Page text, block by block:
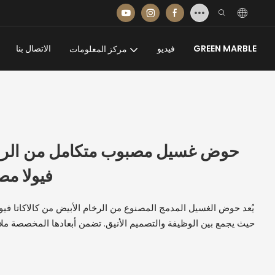
الاتصال بنا مركز المعلومات فيديو GREEN MARBLE
حوض غسيل مصبوب متكامل من
فيولا
يُعد حوض الغسيل المدمج المصنوع من الرخام الأبيض من كالاكاتا
حيث يجمع بين الوظيفة والتصميم الأنيق. تضمن أبعادها المخصصة